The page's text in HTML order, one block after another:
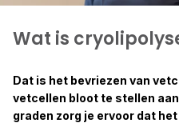
Wat is
Dat is het bevriezen van
vetcellen bloot te stellen
graden zorg je ervoor dat